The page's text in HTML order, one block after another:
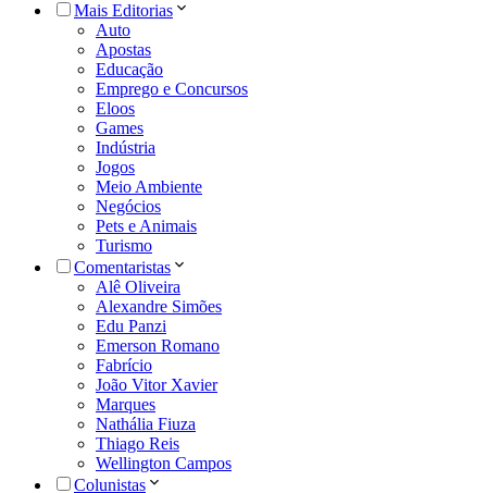
Mais Editorias
Auto
Apostas
Educação
Emprego e Concursos
Eloos
Games
Indústria
Jogos
Meio Ambiente
Negócios
Pets e Animais
Turismo
Comentaristas
Alê Oliveira
Alexandre Simões
Edu Panzi
Emerson Romano
Fabrício
João Vitor Xavier
Marques
Nathália Fiuza
Thiago Reis
Wellington Campos
Colunistas